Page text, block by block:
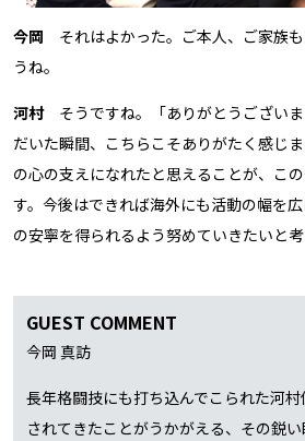
今岡 それはよかった。ご本人、ご家族
うね。
河村そうですね。「ありがとうございま
だいた瞬間、こちらこそありがたく感じ
の心の支えになれたと思えることが、こ
す。今後はできれば海外にも活動の幅を
の安寧を得られるよう努めていきたいと考
GUEST COMMENT
今岡 真訪
長年格闘技にも打ち込んでこられた河
されてきたことがうかがえる、その鋭